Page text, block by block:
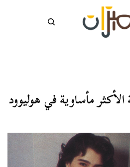
مأساوية في هوليوود